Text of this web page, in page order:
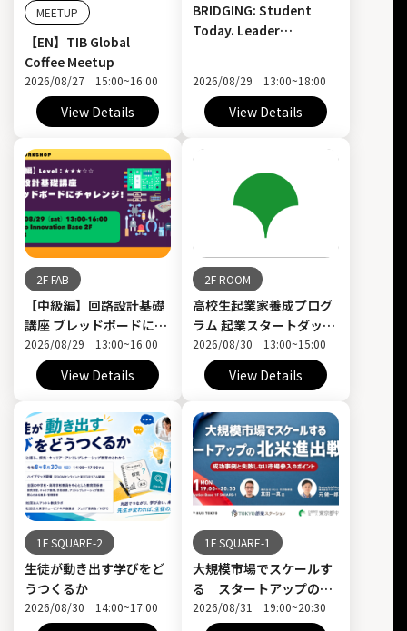
MEETUP
【EN】TIB Global
Coffee Meetup
2026/08/27 15:00~16:00
View Details
BRIDGING: Student
Today. Leader
2026/08/29 13:00~18:00
View Details
2F FAB
【中級編】回路設計基礎
講座 ブレッドボードにチ
ャレンジ！
2026/08/29 13:00~16:00
View Details
2F ROOM
高校生起業家養成プログ
ラム 起業スタートダッシ
ュ 育成講座 第1回
2026/08/30 13:00~15:00
View Details
1F SQUARE-2
生徒が動き出す学びをど
うつくるか
2026/08/30 14:00~17:00
1F SQUARE-1
大規模市場でスケールす
る スタートアップの北
米進出戦略～成功事例と
2026/08/31 19:00~20:30